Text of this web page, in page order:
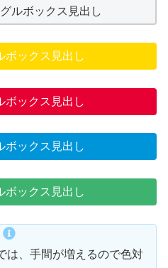
ルボックス見出し
ボックス見出し
ボックス見出し
ボックス見出し
ボックス見出し
は、手間が増えるので色対